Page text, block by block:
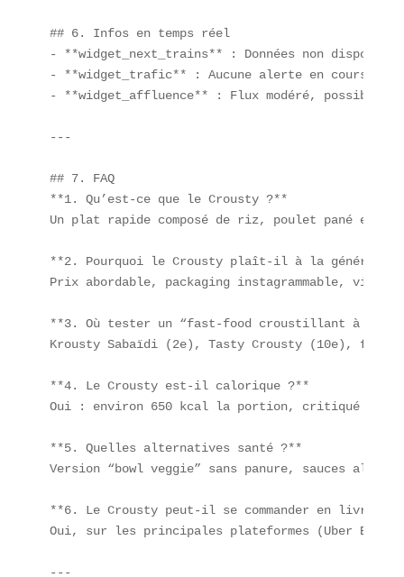
## 6. Infos en temps réel
- **widget_next_trains** : Données non
- **widget_trafic** : Aucune alerte en cours
- **widget_affluence** : Flux modéré,
---
## 7. FAQ
**1. Qu’est-ce que le Crousty ?**
Un plat rapide composé de riz, poulet pané et
**2. Pourquoi le Crousty plaît-il à la
Prix abordable, packaging instagrammable,
**3. Où tester un “fast-food croustillant à
Krousty Sabaïdi (2e), Tasty Crousty (10e),
**4. Le Crousty est-il calorique ?**
Oui : environ 650 kcal la portion, critiqué
**5. Quelles alternatives santé ?**
Version “bowl veggie” sans panure, sauces
**6. Le Crousty peut-il se commander en
Oui, sur les principales plateformes (Uber
---